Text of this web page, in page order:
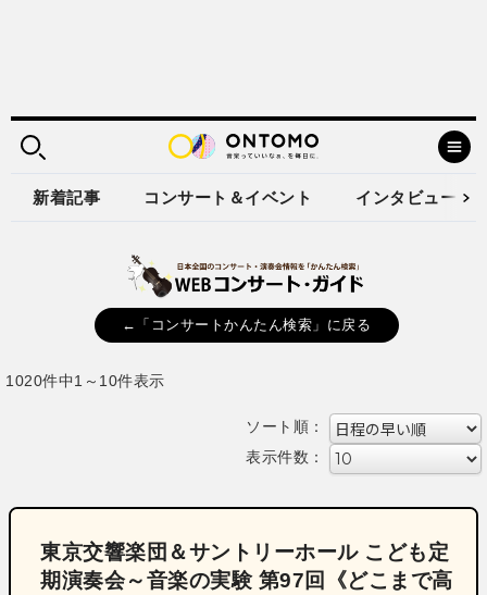
新着記事 コンサート＆イベント インタビュー
←「コンサートかんたん検索」に戻る
1020件中1～10件表示
ソート順：
表示件数：
東京交響楽団＆サントリーホール こども定
期演奏会～音楽の実験 第97回《どこまで高